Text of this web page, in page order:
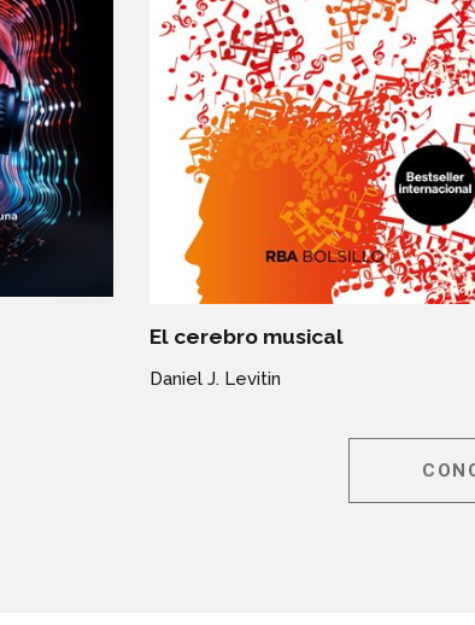
El cerebro musical
Daniel J. Levitin